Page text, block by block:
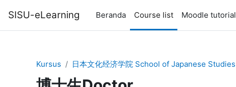
SISU-eLearning Beranda Course list Moodle tutorial
Kursus 日本文化经济学院 School of Japanese Studies